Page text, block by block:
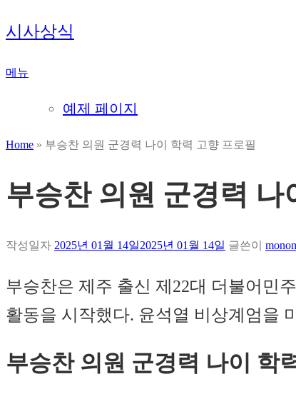
내
가
시사상식
메뉴
예제 페이지
Home » 부승찬 의원 군경력 나이 학력 고향 프로필
부승찬 의원 군경력 나
작성일자 2025년 01월 14일2025년 01월 14일 글쓴이
부승찬은 제주 출신 제22대 더불어민
활동을 시작했다. 윤석열 비상계엄을
부승찬 의원 군경력 나이 학